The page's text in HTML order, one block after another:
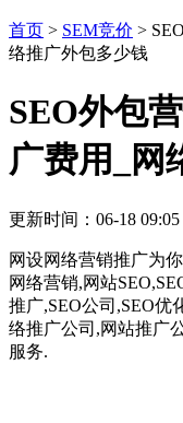
首页 > SEM竞价 >
络推广外包多少钱
SEO外包
广费用_网
更新时间：06-18
网设网络营销推广为
网络营销,网站
推广,SEO公司,SEO优
络推广公司,网站推广
服务.